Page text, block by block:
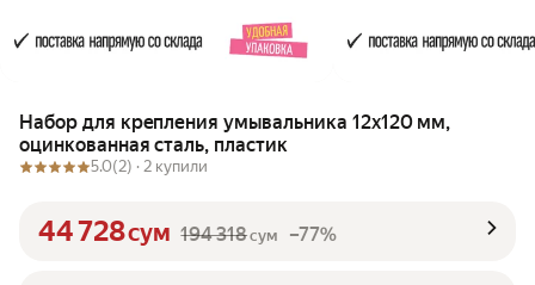
Набор для крепления умывальника 12х120 мм,
оцинкованная сталь, пластик
5.0(2) · 2 купили
44 728сум 194 318сум –77%